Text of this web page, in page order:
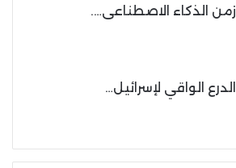
زمن الذكاء الاصطناعى….
الدرع الواقي لإسرائيل…